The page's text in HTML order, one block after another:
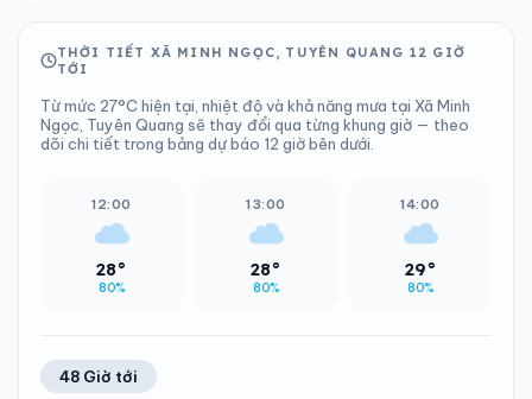
THỜI TIẾT XÃ MINH NGỌC, TUYÊN QUANG 12 GIỜ
TỚI
Từ mức 27°C hiện tại, nhiệt độ và khả năng mưa tại Xã Minh
Ngọc, Tuyên Quang sẽ thay đổi qua từng khung giờ — theo
dõi chi tiết trong bảng dự báo 12 giờ bên dưới.
12:00
28°
80%
13:00
28°
80%
14:00
29°
80%
48 Giờ tới